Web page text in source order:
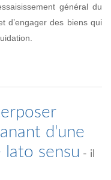
général du
d’engager des biens qui
d'une
lato sensu - il